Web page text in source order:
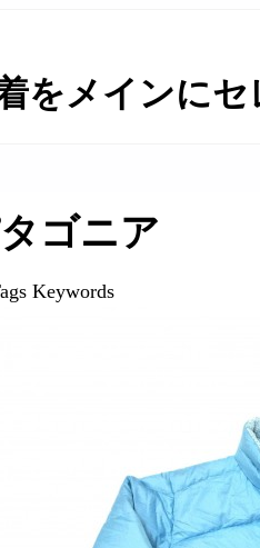
をメインに
ゴニア
Keywords